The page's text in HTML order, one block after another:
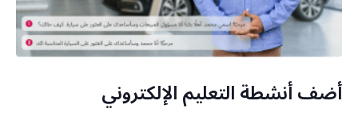
أضف أنشطة التعليم الإلكتروني